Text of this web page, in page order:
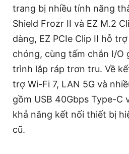
trang bị nhiều tính năng
Shield Frozr II và EZ M.2
dàng, EZ PCIe Clip II hỗ
chóng, cùng tấm chắn I/O
trình lắp ráp trơn tru. Về
trợ Wi-Fi 7, LAN 5G và
gồm USB 40Gbps Type-C
khả năng kết nối thiết bị
cũ.